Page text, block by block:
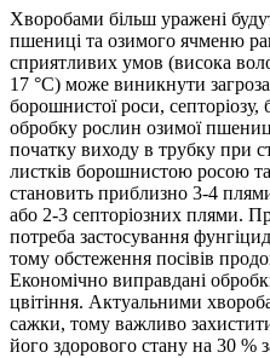
Хворобами більш уражені
пшениці та озимого ячменю
сприятливих умов (висока
17 °С) може виникнути
борошнистої роси, септоріозу,
обробку рослин озимої
початку виходу в трубку при
листків борошнистою росою
становить приблизно 3-4
або 2-3 септоріозних плями.
потреба застосування
тому обстеження посівів
Економічно виправдані
цвітіння. Актуальними
сажки, тому важливо
його здорового стану на 30 %